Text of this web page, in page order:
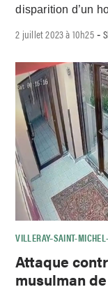
disparition d’un
2 juillet 2023 à 10h25-
VILLERAY–SAINT-
Attaque
musulman